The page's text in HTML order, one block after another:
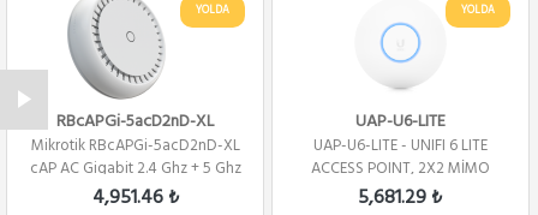
YOLDA
RBcAPGi-5acD2nD-XL
Mikrotik RBcAPGi-5acD2nD-XL
cAP AC Gigabit 2.4 Ghz + 5 Ghz
2x2 ...
4,951.46 ₺
YOLDA
UAP-U6-LITE
UAP-U6-LITE - UNIFI 6 LITE
ACCESS POINT, 2X2 MİMO
WİFİ6 AP
5,681.29 ₺